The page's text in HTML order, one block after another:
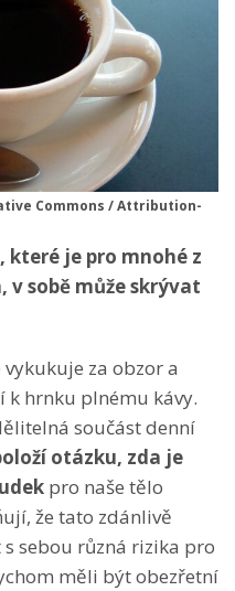
Commons / Attribution-
které je pro mnohé z
v sobě může skrývat
za obzor a
k hrnku plnému kávy.
součást denní
otázku, zda je
pro naše tělo
že tato zdánlivě
sebou různá rizika pro
měli být obezřetní